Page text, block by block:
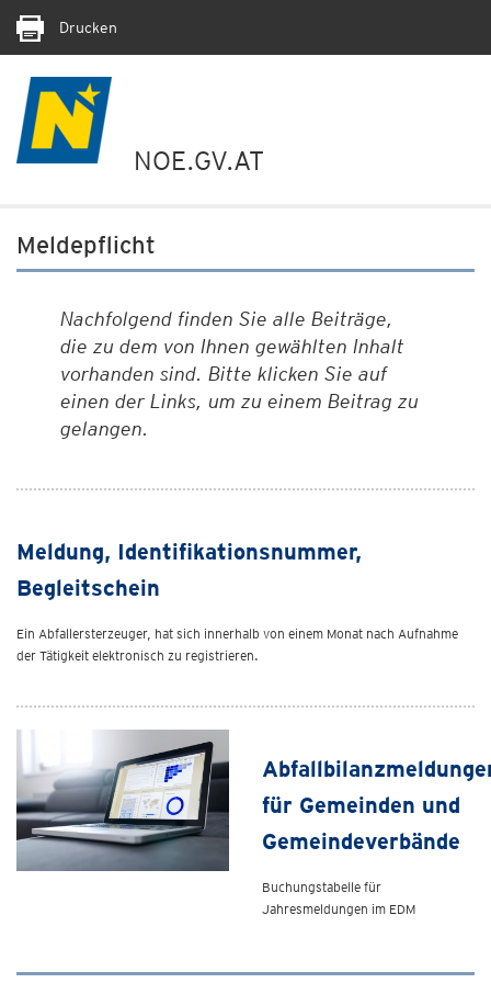
Drucken
NOE.GV.AT
Meldepflicht
Nachfolgend finden Sie alle Beiträge,
die zu dem von Ihnen gewählten Inhalt
vorhanden sind. Bitte klicken Sie auf
einen der Links, um zu einem Beitrag zu
gelangen.
Meldung, Identifikationsnummer,
Begleitschein
Ein Abfallersterzeuger, hat sich innerhalb von einem Monat nach Aufnahme
der Tätigkeit elektronisch zu registrieren.
für Gemeinden und
Gemeindeverbände
Buchungstabelle für
Jahresmeldungen im EDM